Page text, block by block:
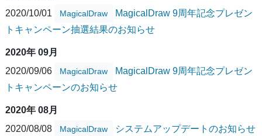
2020/10/01
MagicalDraw
MagicalDraw 9周年記念プレゼン
トキャンペーン抽選結果のお知らせ
2020年 09月
2020/09/06
MagicalDraw
MagicalDraw 9周年記念プレゼン
トキャンペーンのお知らせ
2020年 08月
2020/08/08
MagicalDraw
システムアップデートのお知らせ